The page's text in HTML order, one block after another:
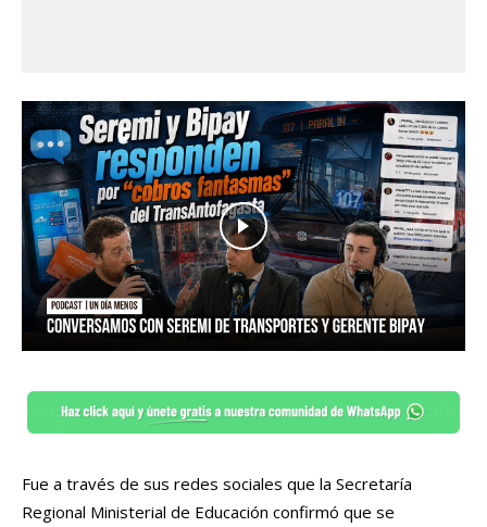
Fue a través de sus redes sociales que la Secretaría
Regional Ministerial de Educación confirmó que se